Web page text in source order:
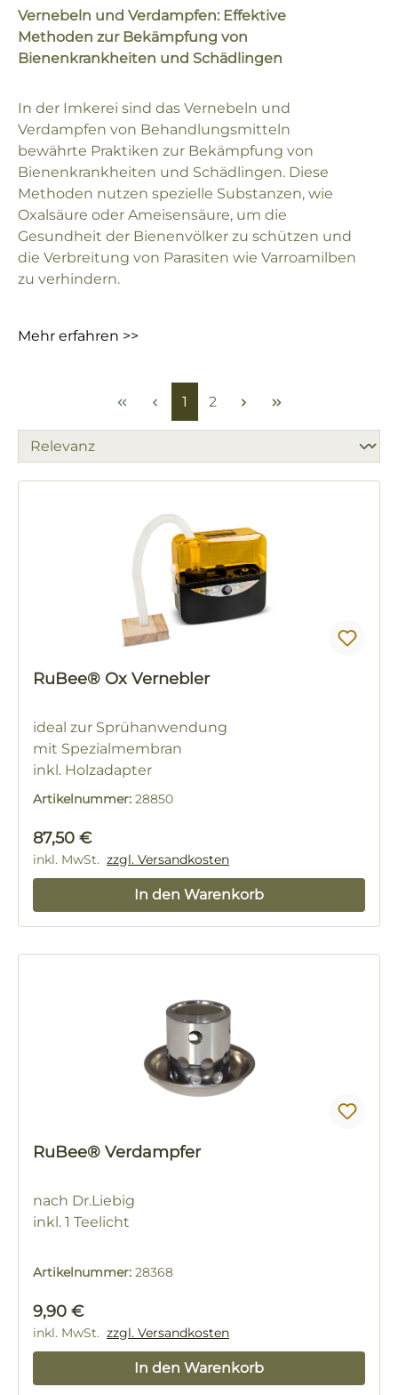
Vernebeln und Verdampfen: Effektive
Methoden zur Bekämpfung von
Bienenkrankheiten und Schädlingen
In der Imkerei sind das Vernebeln und
Verdampfen von Behandlungsmitteln
bewährte Praktiken zur Bekämpfung von
Bienenkrankheiten und Schädlingen. Diese
Methoden nutzen spezielle Substanzen, wie
Oxalsäure oder Ameisensäure, um die
Gesundheit der Bienenvölker zu schützen und
die Verbreitung von Parasiten wie Varroamilben
zu verhindern.
Mehr erfahren >>
Seite
1 Seite
2
RuBee® Ox Vernebler
ideal zur Sprühanwendung
mit Spezialmembran
inkl. Holzadapter
Artikelnummer: 28850
Regulärer Preis:
87,50 €
inkl. MwSt. zzgl. Versandkosten
In den Warenkorb
RuBee® Verdampfer
nach Dr.Liebig
inkl. 1 Teelicht
Artikelnummer: 28368
Regulärer Preis:
9,90 €
inkl. MwSt. zzgl. Versandkosten
In den Warenkorb